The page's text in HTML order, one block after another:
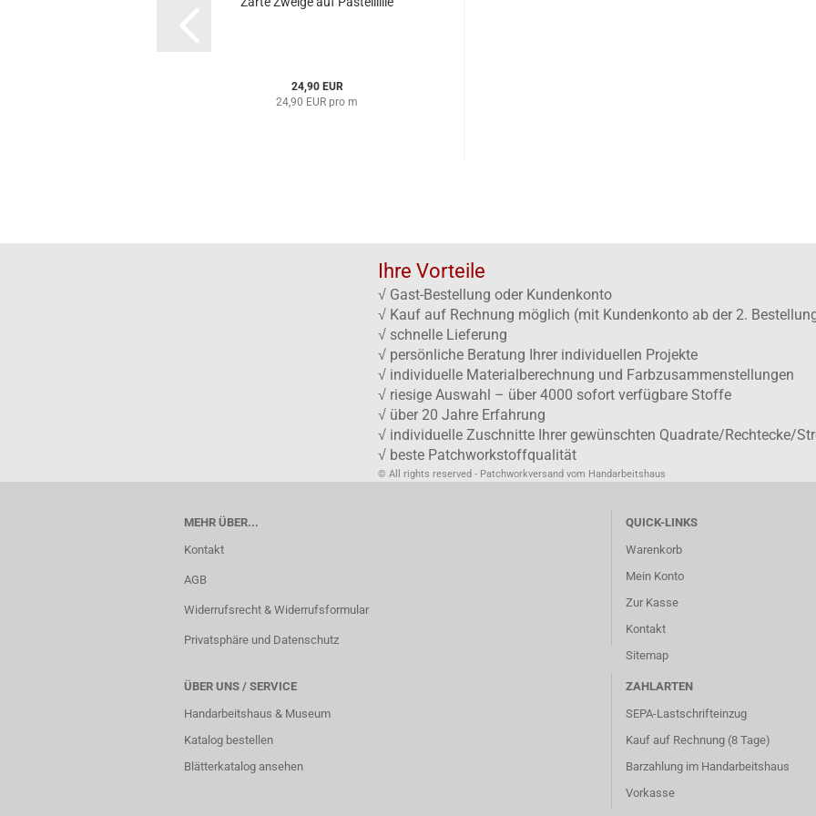
24,90 EUR
24,90 EUR pro m
Ihre Vorteile
√ Gast-Bestellung oder Kundenkonto
√ Kauf auf Rechnung möglich (mit Kundenkonto ab der 2.
√ schnelle Lieferung
√ persönliche Beratung Ihrer individuellen Projekte
√ individuelle Materialberechnung und Farbzusammenstellungen
√ riesige Auswahl – über 4000 sofort verfügbare Stoffe
√ über 20 Jahre Erfahrung
√ individuelle Zuschnitte Ihrer gewünschten Quadrate/Rechtecke/
√ beste Patchworkstoffqualität
© All rights reserved - Patchworkversand vom Handarbeitshaus
MEHR ÜBER...
Kontakt
AGB
Widerrufsrecht & Widerrufsformular
Privatsphäre und Datenschutz
QUICK-LINKS
Warenkorb
Mein Konto
Zur Kasse
Kontakt
Sitemap
ÜBER UNS / SERVICE
Handarbeitshaus & Museum
Katalog bestellen
Blätterkatalog ansehen
ZAHLARTEN
SEPA-Lastschrifteinzug
Kauf auf Rechnung (8 Tage)
Barzahlung im Handarbeitshaus
Vorkasse